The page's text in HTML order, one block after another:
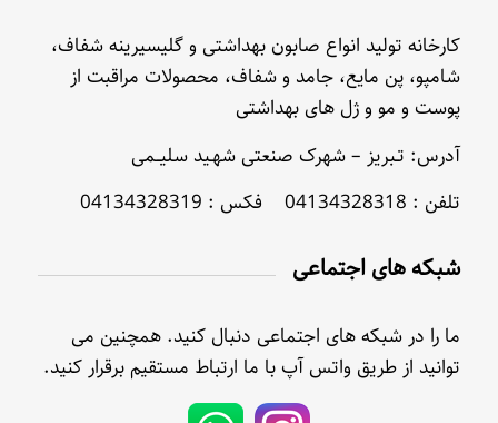
کارخانه تولید انواع صابون بهداشتی و گلیسیرینه شفاف،
شامپو، پن مایع، جامد و شفاف، محصولات مراقبت از
پوست و مو و ژل های بهداشتی
آدرس: تـبریز – شهرک صنعتی شهـید سلیــمی
تلفن : 04134328318 فکس : 04134328319
شبکه های اجتماعی
ما را در شبکه های اجتماعی دنبال کنید. همچنین می
توانید از طریق واتس آپ با ما ارتباط مستقیم برقرار کنید.